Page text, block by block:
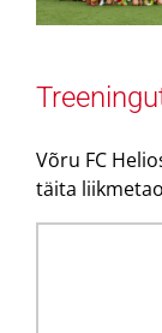
Võru FC
täita